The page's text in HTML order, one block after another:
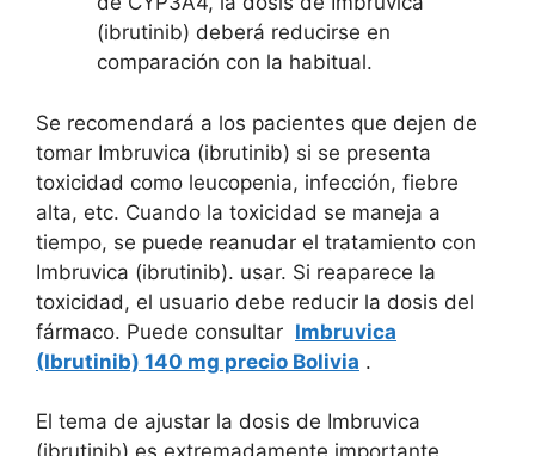
(ibrutinib) deberá reducirse en
comparación con la habitual.
Se recomendará a los pacientes que dejen de
tomar Imbruvica (ibrutinib) si se presenta
toxicidad como leucopenia, infección, fiebre
alta, etc. Cuando la toxicidad se maneja a
tiempo, se puede reanudar el tratamiento con
Imbruvica (ibrutinib). usar. Si reaparece la
toxicidad, el usuario debe reducir la dosis del
fármaco. Puede consultar Imbruvica
(Ibrutinib) 140 mg precio Bolivia .
El tema de ajustar la dosis de Imbruvica